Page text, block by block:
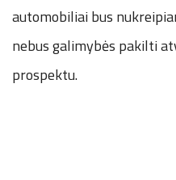
automobiliai bus
nebus galimybės pakilti
prospektu.